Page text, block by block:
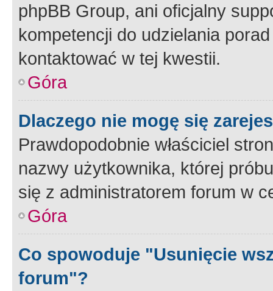
phpBB Group, ani oficjalny
kompetencji do udzielania
kontaktować w tej kwestii.
Góra
Dlaczego nie mogę się
Prawdopodobnie właściciel
nazwy użytkownika, której
się z administratorem forum w
Góra
Co spowoduje "Usunięcie
forum"?